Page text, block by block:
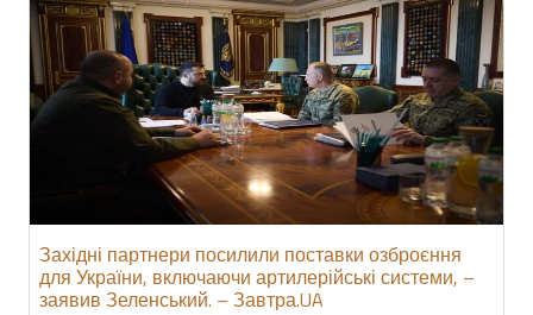
Західні партнери посилили поставки озброєння
для України, включаючи артилерійські системи, –
заявив Зеленський. – Завтра.UA